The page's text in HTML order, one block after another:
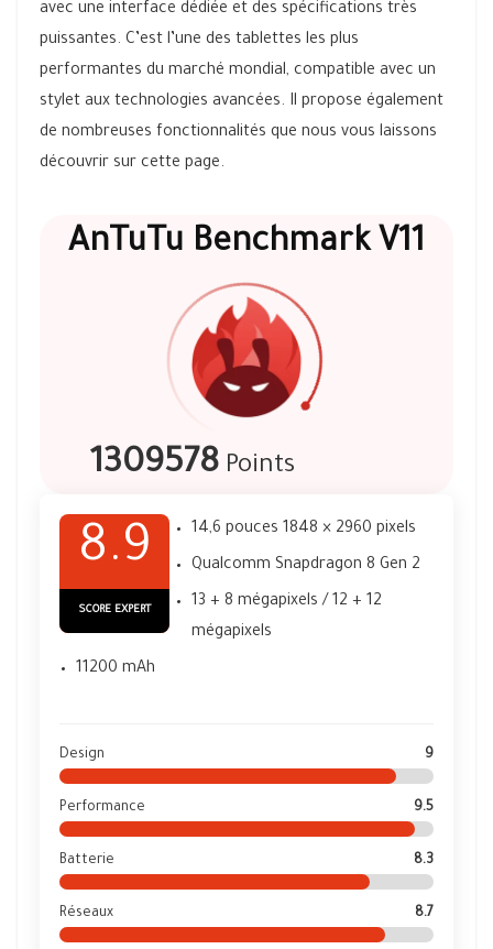
avec une interface dédiée et des spécifications très
puissantes. C’est l’une des tablettes les plus
performantes du marché mondial, compatible avec un
stylet aux technologies avancées. Il propose également
de nombreuses fonctionnalités que nous vous laissons
découvrir sur cette page.
AnTuTu Benchmark V11
1309578 Points
8.9
SCORE EXPERT
14,6 pouces 1848 × 2960 pixels
Qualcomm Snapdragon 8 Gen 2
13 + 8 mégapixels / 12 + 12
mégapixels
11200 mAh
Design 9
Performance 9.5
Batterie 8.3
Réseaux 8.7